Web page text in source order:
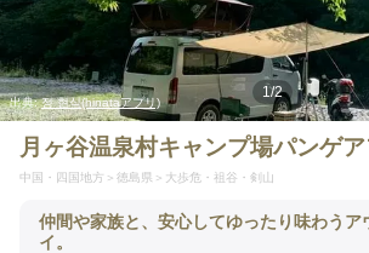
出典:정 현식(hinataアプリ)
1/2
月ヶ谷温泉村キャンプ場パンゲ
中国・四国地方 徳島県 大歩危・祖谷・剣山
仲間や家族と、安心してゆったり味わうア
イ。